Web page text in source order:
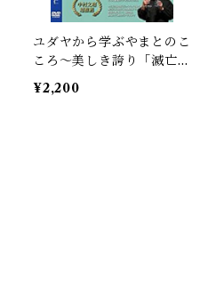
ユダヤから学ぶやまとのこ
ころ〜美しき誇り「滅亡」
と「建国」〜
¥2,200